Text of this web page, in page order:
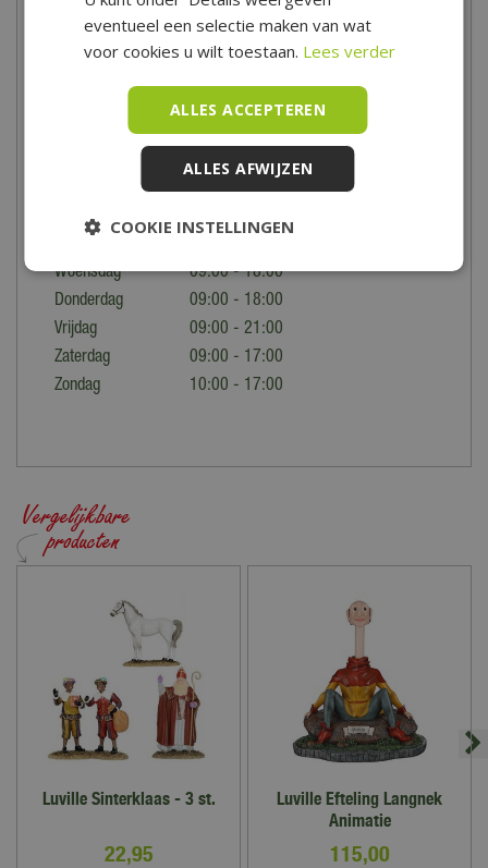
Openingstijden
Tuincentrum De Boet is gelegen in het hart van Noord-Holland,
centraal in een driehoek tussen Hoorn, Schagen en Alkmaar.
Voor de precieze locatie en speciale openingstijden bekijk je
Maandag
Woensdag
09:00 - 18:00
Donderdag
09:00 - 18:00
Vrijdag
09:00 - 21:00
Zaterdag
09:00 - 17:00
Zondag
10:00 - 17:00
Luville Sinterklaas - 3 st.
22,95
Luville Efteling Langnek
Animatie
115,00
eventueel een selectie maken van wat
voor cookies u wilt toestaan. Lees verder
ALLES ACCEPTEREN
ALLES AFWIJZEN
COOKIE INSTELLINGEN